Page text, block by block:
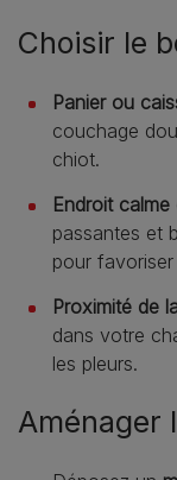
Choisir le
Panier ou
couchage
chiot.
Endroit
passantes et
pour
Proximité de
dans votre
les pleurs.
Aménager